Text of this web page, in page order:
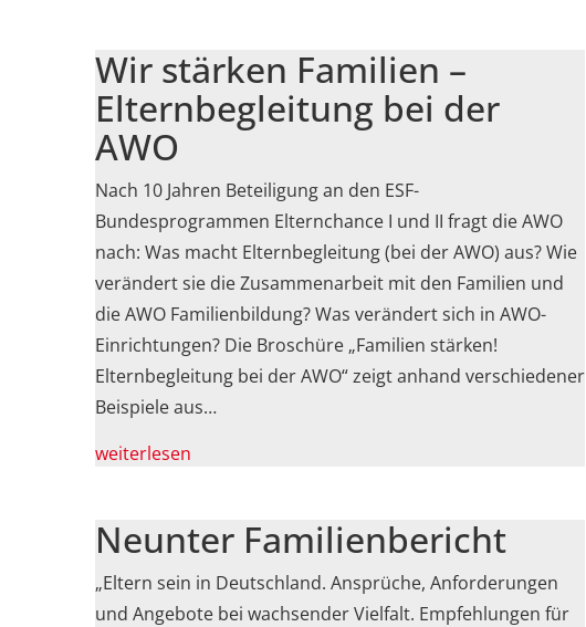
Wir stärken Familien –
Elternbegleitung bei der
AWO
Nach 10 Jahren Beteiligung an den ESF-
Bundesprogrammen Elternchance I und II fragt die AWO
nach: Was macht Elternbegleitung (bei der AWO) aus? Wie
verändert sie die Zusammenarbeit mit den Familien und
die AWO Familienbildung? Was verändert sich in AWO-
Einrichtungen? Die Broschüre „Familien stärken!
Elternbegleitung bei der AWO“ zeigt anhand verschiedener
Beispiele aus…
weiterlesen
Neunter Familienbericht
„Eltern sein in Deutschland. Ansprüche, Anforderungen
und Angebote bei wachsender Vielfalt. Empfehlungen für